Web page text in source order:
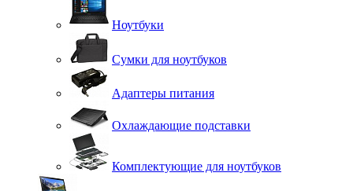
Ноутбуки
Сумки для ноутбуков
Адаптеры питания
Охлаждающие подставки
Комплектующие для ноутбуков